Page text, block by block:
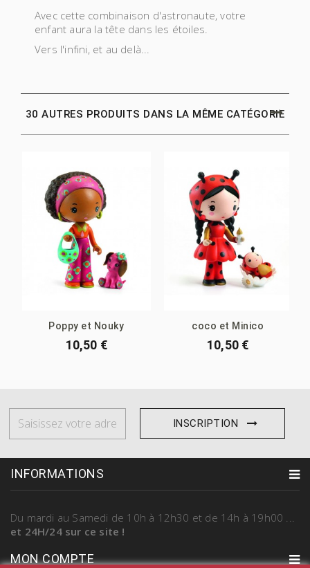
Avec cette combinaison d'astronaute, votre
enfant aura la tête dans les étoiles.
Vers l'infini, et au delà...
30 AUTRES PRODUITS DANS LA MÊME CATÉGORIE
Poppy et Nouky
10,50 €
coco et Minico
10,50 €
INSCRIPTION
INFORMATIONS
Du mardi au Samedi de 10h à 12h30 et de 14h à 19h00
et 24H/24 sur ce site !
MON COMPTE